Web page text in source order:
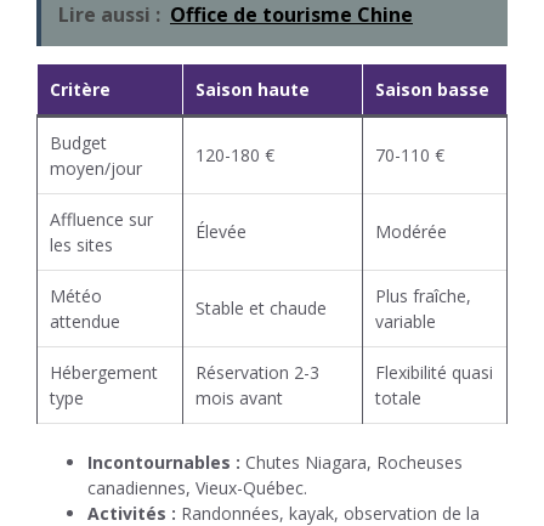
Lire aussi : Office de tourisme Chine
Critère Saison haute Saison basse
Budget
moyen/jour
120-180 € 70-110 €
Affluence sur
les sites
Élevée Modérée
Météo
attendue
Stable et chaude
Plus fraîche,
variable
Hébergement
type
Réservation 2-3
mois avant
Flexibilité quasi
totale
Incontournables : Chutes Niagara, Rocheuses
canadiennes, Vieux-Québec.
Activités : Randonnées, kayak, observation de la